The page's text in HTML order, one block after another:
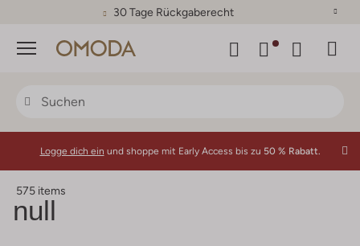
30 Tage Rückgaberecht
Menü
Logge dich ein und shoppe mit Early Access bis zu 50 % Rabatt.
575 items
null